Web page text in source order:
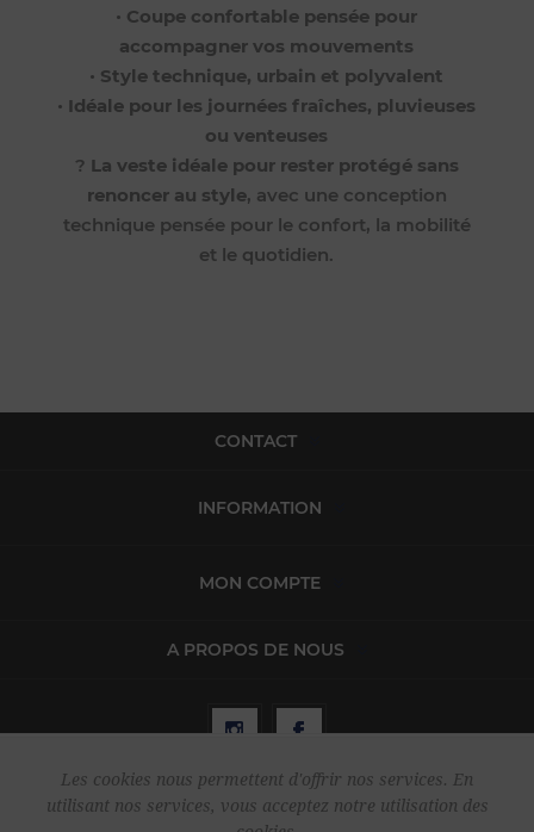
• Coupe confortable pensée pour
accompagner vos mouvements
• Style technique, urbain et polyvalent
• Idéale pour les journées fraîches, pluvieuses
ou venteuses
? La veste idéale pour rester protégé sans
renoncer au style, avec une conception
technique pensée pour le confort, la mobilité
et le quotidien.
CONTACT
INFORMATION
MON COMPTE
A PROPOS DE NOUS
Les cookies nous permettent d'offrir nos services. En
utilisant nos services, vous acceptez notre utilisation des